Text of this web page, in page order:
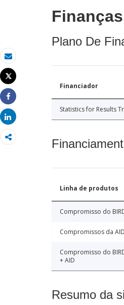
Email
Imprimir
Tweet
Share
Share
Finanças
Plano De
Financiador
Statistics for Results
Linha de produtos
Compromisso do
Compromissos da AID
Compromisso do
+ AID
Resumo da